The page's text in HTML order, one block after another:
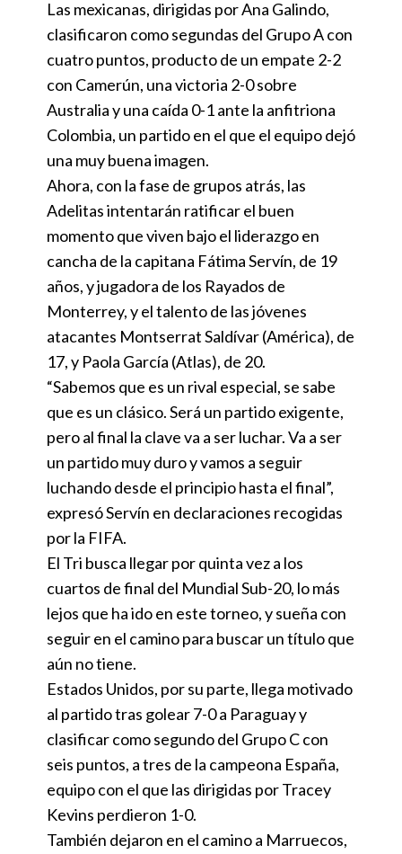
Las mexicanas, dirigidas por Ana Galindo,
clasificaron como segundas del Grupo A con
cuatro puntos, producto de un empate 2-2
con Camerún, una victoria 2-0 sobre
Australia y una caída 0-1 ante la anfitriona
Colombia, un partido en el que el equipo dejó
una muy buena imagen.
Ahora, con la fase de grupos atrás, las
Adelitas intentarán ratificar el buen
momento que viven bajo el liderazgo en
cancha de la capitana Fátima Servín, de 19
años, y jugadora de los Rayados de
Monterrey, y el talento de las jóvenes
atacantes Montserrat Saldívar (América), de
17, y Paola García (Atlas), de 20.
“Sabemos que es un rival especial, se sabe
que es un clásico. Será un partido exigente,
pero al final la clave va a ser luchar. Va a ser
un partido muy duro y vamos a seguir
luchando desde el principio hasta el final”,
expresó Servín en declaraciones recogidas
por la FIFA.
El Tri busca llegar por quinta vez a los
cuartos de final del Mundial Sub-20, lo más
lejos que ha ido en este torneo, y sueña con
seguir en el camino para buscar un título que
aún no tiene.
Estados Unidos, por su parte, llega motivado
al partido tras golear 7-0 a Paraguay y
clasificar como segundo del Grupo C con
seis puntos, a tres de la campeona España,
equipo con el que las dirigidas por Tracey
Kevins perdieron 1-0.
También dejaron en el camino a Marruecos,